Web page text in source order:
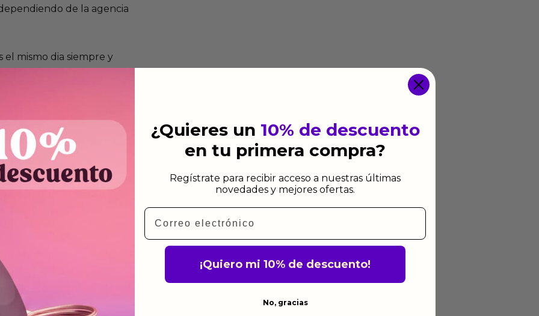
de la agencia
el mismo dia siempre y
días laborables.
funcionan
fabricación te lo
garantía significa que
de fabricación durante
para devolver productos
o no los quieras.
de devoluciones.
¿Quieres un 10% de descuento
en tu primera compra?
Regístrate para recibir acceso a nuestras últimas
novedades y mejores ofertas.
Email
¡Quiero mi 10% de descuento!
No, gracias